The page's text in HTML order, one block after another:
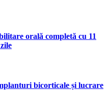
orală completă cu 11
bicorticale și lucrare